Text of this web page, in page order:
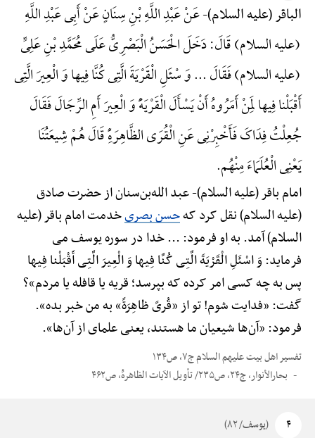
الباقر (علیه السلام)-عَنْ عَبْدِ اللَّهِ بْنِ سِنَانٍ عَنْ أَبِی عَبْدِ اللَّهِ
(علیه السلام) قَالَ: دَخَلَ الْحَسَنُ الْبَصْرِیُّ عَلَی مُحَمَّدِ بْنِ عَلِیٍّ
(علیه السلام) فَقَالَ ... وَ سْئَلِ الْقَرْیَةَ الَّتِی کُنَّا فِیها وَ الْعِیرَ الَّتِی
أَقْبَلْنا فِیها لِمَنْ أَمَرُوهُ أَنْ یَسْأَلَ الْقَرْیَهًَْ وَ الْعِیرَ أَمِ الرِّجَالَ فَقَالَ
جُعِلْتُ فِدَاکَ فَأَخْبِرْنِی عَنِ الْقُرَی الظَّاهِرَهًِْ قَالَ هُمْ شِیعَتُنَا
یَعْنِی الْعُلَمَاءَ مِنْهُم.
امام باقر (علیه السلام)- عبد الله‌بن‌سنان از حضرت صادق
(علیه السلام) نقل کرد کهحسن بصریخدمت امام باقر (علیه
السلام) آمد. به او فرمود: ... خدا در سوره یوسف می
فرماید: وَ اسْئَلِ الْقَرْیَةَ الَّتِی کُنَّا فِیها وَ الْعِیرَ الَّتِی أَقْبَلْنا فِیها
پس به چه کسی امر کرده که بپرسد؛ قریه یا قافله یا مردم»؟
گفت: «فدایت شوم! تو از «قُریً ظاهِرَةً» به من خبر بده».
فرمود: «آن‌ها شیعیان ما هستند، یعنی علمای از آن‌ها».
تفسیر اهل بیت علیهم السلام ج۷، ص۱۳۴
بحارالأنوار، ج۲۴، ص۲۳۵/ تأویل الآیات الظاهرهًْ، ص۴۶۲
۴ (یوسف/ ۸۲)